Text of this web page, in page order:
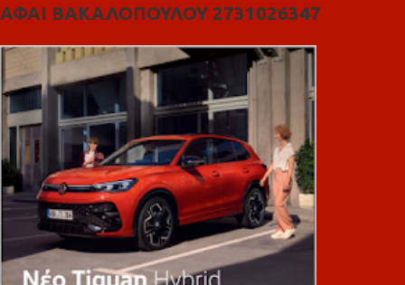
ΑΦΑΙ ΒΑΚΑΛΟΠΟΥΛΟΥ 2731026347